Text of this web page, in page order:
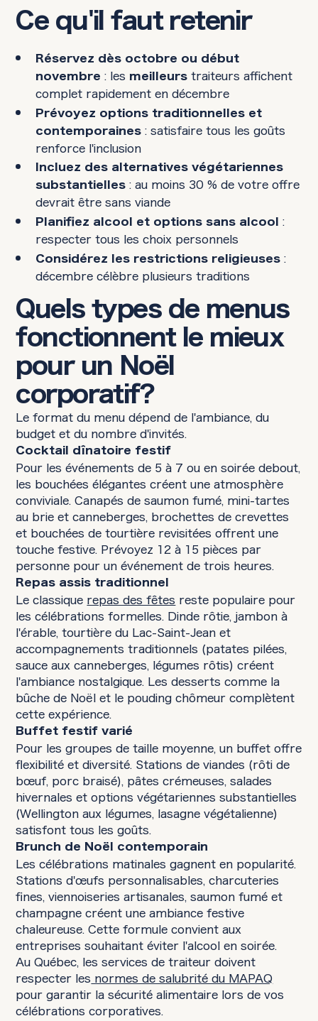
Ce qu'il faut retenir
Réservez dès octobre ou début
novembre : les meilleurstraiteurs affichent
complet rapidement en décembre
Prévoyez options traditionnelles et
contemporaines: satisfaire tous les goûts
renforce l'inclusion
Incluez des alternatives végétariennes
substantielles: au moins 30 % de votre offre
devrait être sans viande
Planifiez alcool et options sans alcool :
respecter tous les choix personnels
Considérez les restrictions religieuses:
décembre célèbre plusieurs traditions
Quels types de menus
fonctionnent le mieux
pour un Noël
corporatif?
Le format du menu dépend de l'ambiance, du
budget et du nombre d'invités.
Cocktail dînatoire festif
Pour les événements de 5 à 7 ou en soirée debout,
les bouchées élégantes créent une atmosphère
conviviale. Canapés de saumon fumé, mini-tartes
au brie et canneberges, brochettes de crevettes
et bouchées de tourtière revisitées offrent une
touche festive. Prévoyez 12 à 15 pièces par
personne pour un événement de trois heures.
Repas assis traditionnel
Le classique repas des fêtes reste populaire pour
les célébrations formelles. Dinde rôtie, jambon à
l'érable, tourtière du Lac-Saint-Jean et
accompagnements traditionnels (patates pilées,
sauce aux canneberges, légumes rôtis) créent
l'ambiance nostalgique. Les desserts comme la
bûche de Noël et le pouding chômeur complètent
cette expérience.
Buffet festif varié
Pour les groupes de taille moyenne, un buffet offre
flexibilité et diversité. Stations de viandes (rôti de
bœuf, porc braisé), pâtes crémeuses, salades
hivernales et options végétariennes substantielles
(Wellington aux légumes, lasagne végétalienne)
satisfont tous les goûts.
Brunch de Noël contemporain
Les célébrations matinales gagnent en popularité.
Stations d'œufs personnalisables, charcuteries
fines, viennoiseries artisanales, saumon fumé et
champagne créent une ambiance festive
chaleureuse. Cette formule convient aux
entreprises souhaitant éviter l'alcool en soirée.
Au Québec, les services de traiteur doivent
respecter les normes de salubrité du MAPAQ
pour garantir la sécurité alimentaire lors de vos
célébrations corporatives.